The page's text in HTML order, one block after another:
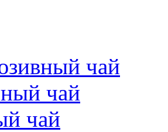
чай
чай
чай